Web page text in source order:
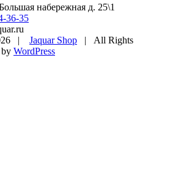
набережная д. 25\1
36-35
| Jaquar Shop | All Rights
WordPress